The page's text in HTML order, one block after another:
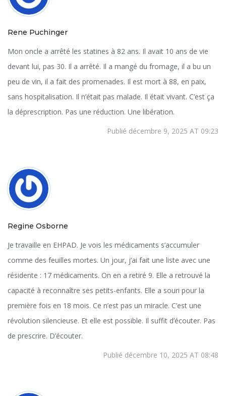
Rene Puchinger
Mon oncle a arrêté les statines à 82 ans. Il avait 10 ans de vie
devant lui, pas 30. Il a arrêté. Il a mangé du fromage, il a bu un
peu de vin, il a fait des promenades. Il est mort à 88, en paix,
sans hospitalisation. Il n’était pas malade. Il était vivant. C’est ça
la déprescription. Pas une réduction. Une libération.
Publié décembre 9, 2025 AT 09:23
Regine Osborne
Je travaille en EHPAD. Je vois les médicaments s’accumuler
comme des feuilles mortes. Un jour, j’ai fait une liste avec une
résidente : 17 médicaments. On en a retiré 9. Elle a retrouvé la
capacité à reconnaître ses petits-enfants. Elle a souri pour la
première fois en 18 mois. Ce n’est pas un miracle. C’est une
révolution silencieuse. Et elle est possible. Il suffit d’écouter. Pas
de prescrire. D’écouter.
Publié décembre 10, 2025 AT 08:48